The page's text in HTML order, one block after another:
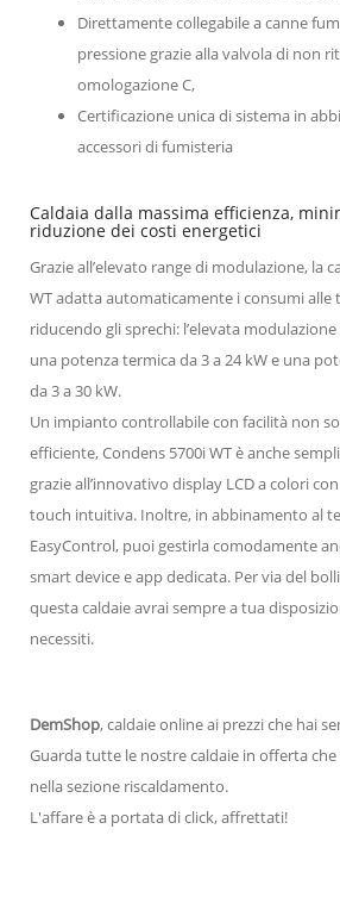
Direttamente collegabile a canne
pressione grazie alla valvola di non
omologazione C,
Certificazione unica di sistema in
accessori di fumisteria
Caldaia dalla massima efficienza,
riduzione dei costi energetici
Grazie all’elevato range di modulazione, la
WT adatta automaticamente i consumi alle
riducendo gli sprechi: l’elevata
una potenza termica da 3 a 24 kW e una
da 3 a 30 kW.
Un impianto controllabile con facilità non
efficiente, Condens 5700i WT è anche
grazie all’innovativo display LCD a colori
touch intuitiva. Inoltre, in abbinamento al
EasyControl, puoi gestirla comodamente
smart device e app dedicata. Per via del
questa caldaie avrai sempre a tua
necessiti.
DemShop, caldaie online ai prezzi che hai
Guarda tutte le nostre caldaie in offerta
nella sezione riscaldamento.
L'affare è a portata di click, affrettati!